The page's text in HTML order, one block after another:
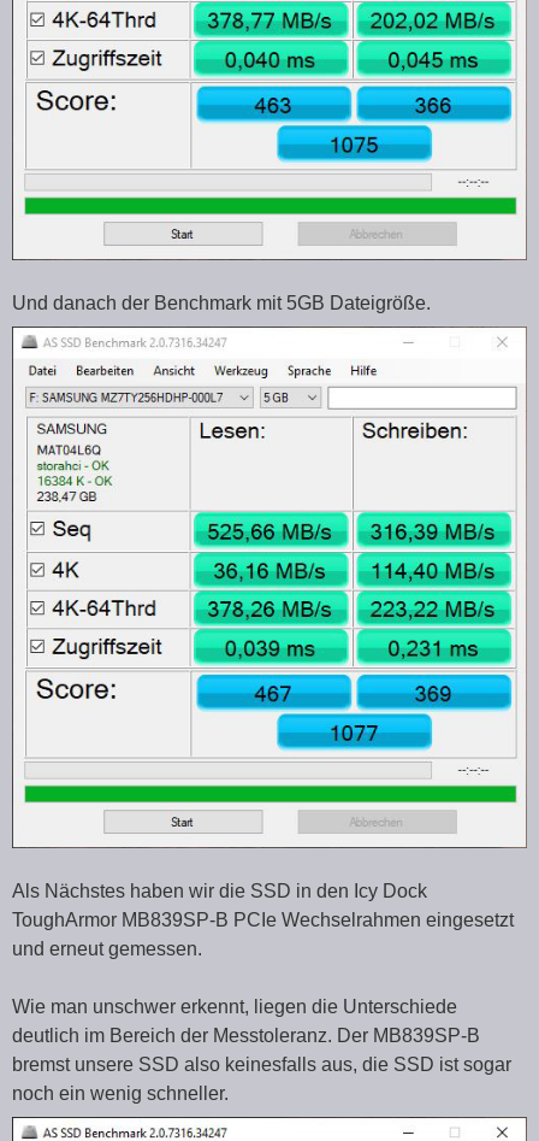
Und danach der Benchmark mit 5GB Dateigröße.
Als Nächstes haben wir die SSD in den Icy Dock
ToughArmor MB839SP-B PCIe Wechselrahmen eingesetzt
und erneut gemessen.
Wie man unschwer erkennt, liegen die Unterschiede
deutlich im Bereich der Messtoleranz. Der MB839SP-B
bremst unsere SSD also keinesfalls aus, die SSD ist sogar
noch ein wenig schneller.